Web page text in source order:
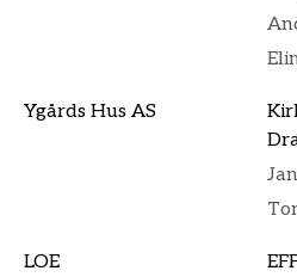
Ygårds Hus AS
LOE